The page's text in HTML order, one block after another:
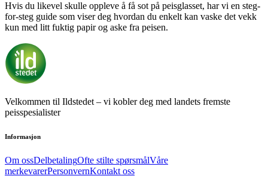
Hvis du likevel skulle oppleve å få sot på peisglasset, har vi en steg-
for-steg guide som viser deg hvordan du enkelt kan vaske det vekk
kun med litt fuktig papir og aske fra peisen.
Velkommen til Ildstedet – vi kobler deg med landets fremste
peisspesialister
Informasjon
Om ossDelbetalingOfte stilte spørsmålVåre
merkevarerPersonvernKontakt oss